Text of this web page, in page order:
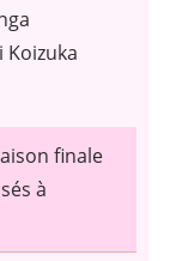
Koizuka
finale
à